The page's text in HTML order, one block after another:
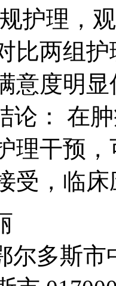
护理，
比两组
意度明
论： 在
理干预
受，临
尔多斯市